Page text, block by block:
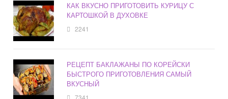
КАК ВКУСНО ПРИГОТОВИТЬ КУРИЦУ С
КАРТОШКОЙ В ДУХОВКЕ
2241
РЕЦЕПТ БАКЛАЖАНЫ ПО КОРЕЙСКИ
БЫСТРОГО ПРИГОТОВЛЕНИЯ САМЫЙ
ВКУСНЫЙ
7341